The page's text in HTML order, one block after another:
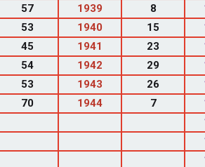
57 1939 8
53 1940 15
45 1941 23
54 1942 29
53 1943 26
70 1944 7